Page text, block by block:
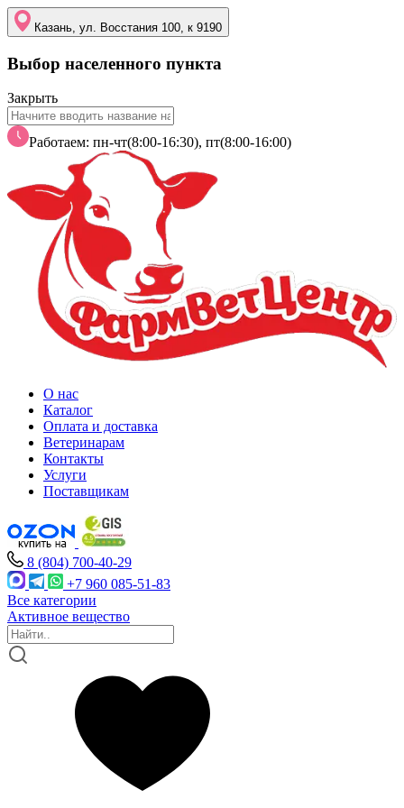
Казань, ул. Восстания 100, к 9190
Выбор населенного пункта
Закрыть
Работаем: пн-чт(8:00-16:30), пт(8:00-16:00)
О нас
Каталог
Оплата и доставка
Ветеринарам
Контакты
Услуги
Поставщикам
8 (804) 700-40-29
+7 960 085-51-83
Все категории
Активное вещество